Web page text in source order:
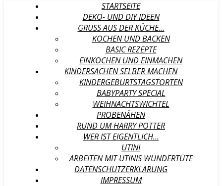
STARTSEITE
DEKO- UND DIY IDEEN
GRUSS AUS DER KÜCHE…
KOCHEN UND BACKEN
BASIC REZEPTE
EINKOCHEN UND EINMACHEN
KINDERSACHEN SELBER MACHEN
KINDERGEBURTSTAGSTORTEN
BABYPARTY SPECIAL
WEIHNACHTSWICHTEL
PROBENÄHEN
RUND UM HARRY POTTER
WER IST EIGENTLICH…
UTINI
ARBEITEN MIT UTINIS WUNDERTÜTE
DATENSCHUTZERKLÄRUNG
IMPRESSUM